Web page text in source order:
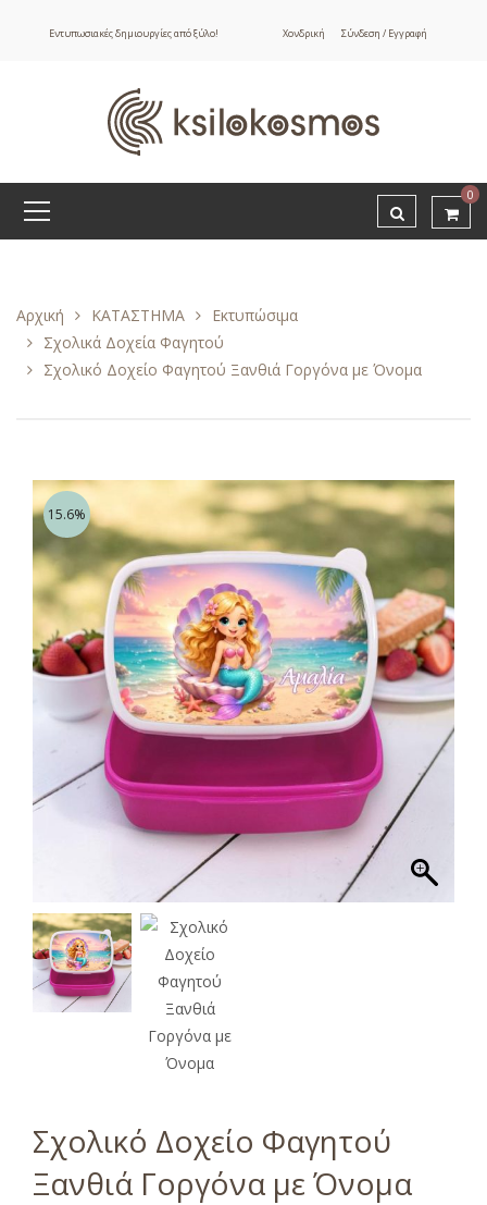
Εντυπωσιακές δημιουργίες από ξύλο! Χονδρική Σύνδεση / Εγγραφή
0
Αρχική ΚΑΤΑΣΤΗΜΑ
Εκτυπώσιμα
Σχολικά Δοχεία Φαγητού
Σχολικό Δοχείο Φαγητού Ξανθιά Γοργόνα με Όνομα
15.6%
Σχολικό Δοχείο Φαγητού
Ξανθιά Γοργόνα με Όνομα